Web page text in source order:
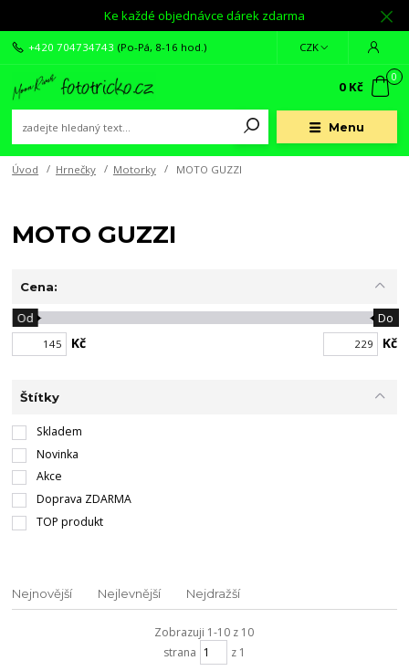
Ke každé objednávce dárek zdarma
Menu
CZK
+420 704734743 (Po-Pá, 8-16 hod.)
0
0 Kč
Úvod Hrnečky Motorky MOTO GUZZI
MOTO GUZZI
Cena:
Kč
Od Do
Kč
Štítky
Skladem
Novinka
Akce
Doprava ZDARMA
TOP produkt
Nejnovější Nejlevnější Nejdražší
Zobrazuji 1-10 z 10
strana
z 1